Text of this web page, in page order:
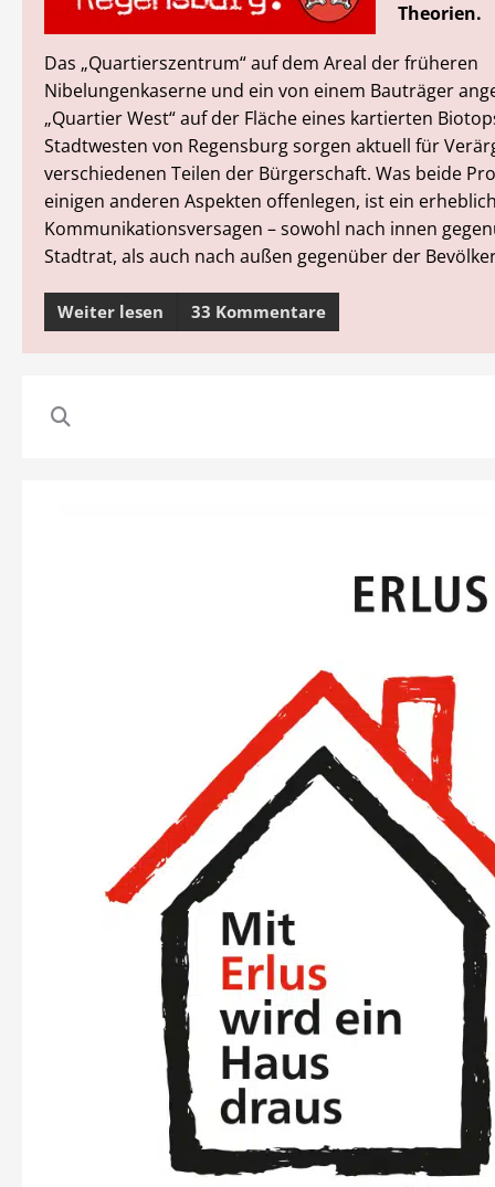
Theorien.
Das „Quartierszentrum“ auf dem Areal der früheren
Nibelungenkaserne und ein von einem Bauträger
„Quartier West“ auf der Fläche eines kartierten
Stadtwesten von Regensburg sorgen aktuell für
verschiedenen Teilen der Bürgerschaft. Was beide
einigen anderen Aspekten offenlegen, ist ein
Kommunikationsversagen – sowohl nach innen
Stadtrat, als auch nach außen gegenüber der
Weiter lesen 33 Kommentare